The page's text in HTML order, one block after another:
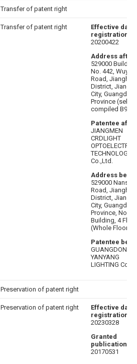
Transfer of patent right
Transfer of patent right
Effective date
registration
20200422
Address after
529000
No. 442, Wuyi
Road, Jianghai
District,
City,
Province (self
compiled B9)
Patentee after
JIANGMEN
CRDLIGHT
TECHNOLOGY
Co.,Ltd.
Address
529000
Road, Jianghai
District,
City,
Province, No.
Building, 4
(Whole Floor)
Patentee
GUANGDONG
YANYANG
LIGHTING
Preservation of patent right
Preservation of patent right
Effective date
registration
20230328
Granted
publication
20170531